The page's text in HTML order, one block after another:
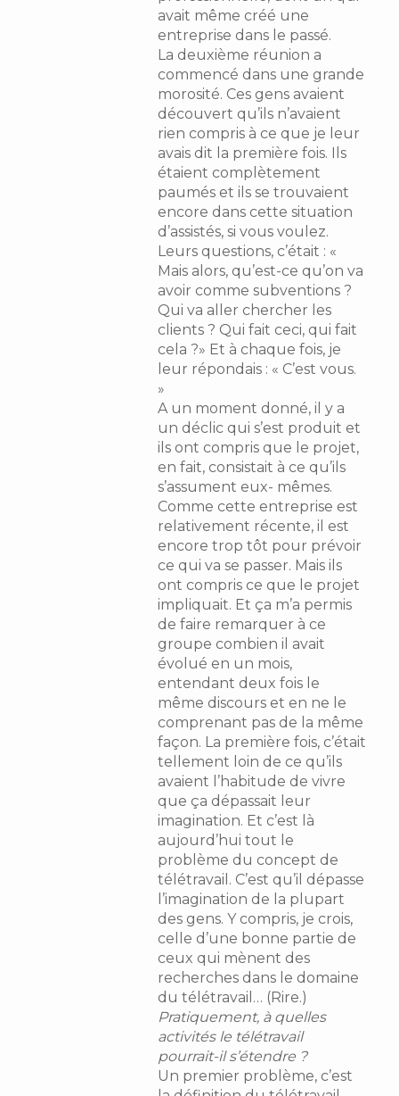
avait même créé une
entreprise dans le passé.
La deuxième réunion a
commencé dans une grande
morosité. Ces gens avaient
découvert qu’ils n’avaient
rien compris à ce que je leur
avais dit la première fois. Ils
étaient complètement
paumés et ils se trouvaient
encore dans cette situation
d’assistés, si vous voulez.
Leurs questions, c’était : «
Mais alors, qu’est-ce qu’on va
avoir comme subventions ?
Qui va aller chercher les
clients ? Qui fait ceci, qui fait
cela ?» Et à chaque fois, je
leur répondais : « C’est vous.
»
A un moment donné, il y a
un déclic qui s’est produit et
ils ont compris que le projet,
en fait, consistait à ce qu’ils
s’assument eux- mêmes.
Comme cette entreprise est
relativement récente, il est
encore trop tôt pour prévoir
ce qui va se passer. Mais ils
ont compris ce que le projet
impliquait. Et ça m’a permis
de faire remarquer à ce
groupe combien il avait
évolué en un mois,
entendant deux fois le
même discours et en ne le
comprenant pas de la même
façon. La première fois, c’était
tellement loin de ce qu’ils
avaient l’habitude de vivre
que ça dépassait leur
imagination. Et c’est là
aujourd’hui tout le
problème du concept de
télétravail. C’est qu’il dépasse
l’imagination de la plupart
des gens. Y compris, je crois,
celle d’une bonne partie de
ceux qui mènent des
recherches dans le domaine
du télétravail… (Rire.)
Pratiquement, à quelles
activités le télétravail
pourrait-il s’étendre ?
Un premier problème, c’est